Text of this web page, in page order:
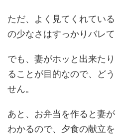
ただ、よく見てくれてい
の少なさはすっかりバレ
でも、妻がホッと出来た
ることが目的なので、ど
せん。
あと、お弁当を作ると妻
わかるので、夕食の献立